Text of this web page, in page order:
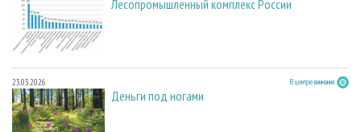
Лесопромышленный комплекс России
23.03.2026 В центре внимания
Деньги под ногами